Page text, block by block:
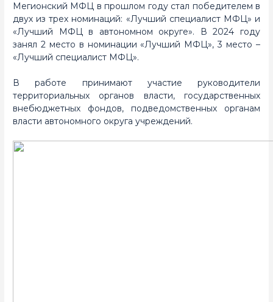
Мегионский МФЦ в прошлом году стал победителем в
двух из трех номинаций: «Лучший специалист МФЦ» и
«Лучший МФЦ в автономном округе». В 2024 году
занял 2 место в номинации «Лучший МФЦ», 3 место –
«Лучший специалист МФЦ».
В работе принимают участие руководители
территориальных органов власти, государственных
внебюджетных фондов, подведомственных органам
власти автономного округа учреждений.